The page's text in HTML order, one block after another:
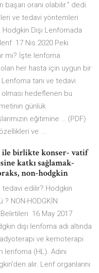
oranı olabilir." dedi.
ve tedavi yöntemleri
Dışı Lenfomada
17 Nis 2020 Peki
mı? İşte lenfoma
her hasta için uygun bir
tanı ve tedavi
hedeflenen bu
günlük
eğitimine … (PDF)
ve ...
ile birlikte konser- vatif
katkı sağlamak-
non-hodgkin
tedavi edilir? Hodgkin
NON-HODGKİN
16 May 2017
dışı lenfoma adı altında
ve kemoterapi
lenfoma (HL). Adını
alır. Lenf organlarını